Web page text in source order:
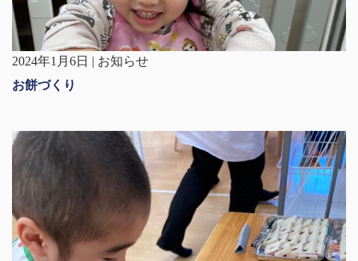
2024年1月6日 | お知らせ
お餅づくり